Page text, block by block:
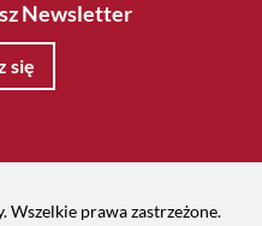
Newsletter
się
prawa zastrzeżone.